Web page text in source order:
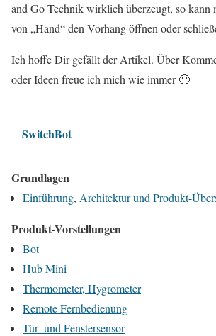
and Go Technik wirklich überzeugt, so kann
von „Hand“ den Vorhang öffnen oder
Ich hoffe Dir gefällt der Artikel. Über
oder Ideen freue ich mich wie immer 🙂
SwitchBot
Grundlagen
Einführung, Architektur und Produkt-
Produkt-Vorstellungen
Bot
Hub Mini
Thermometer, Hygrometer
Remote Fernbedienung
Tür- und Fenstersensor